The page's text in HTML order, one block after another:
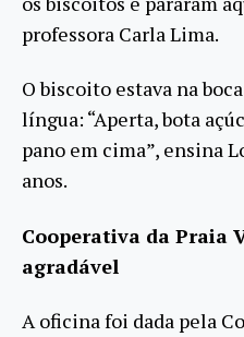
professora Carla Lima.
O biscoito estava na
língua: “Aperta, bota
pano em cima”, ensina
anos.
Cooperativa da Praia
agradável
A oficina foi dada pela